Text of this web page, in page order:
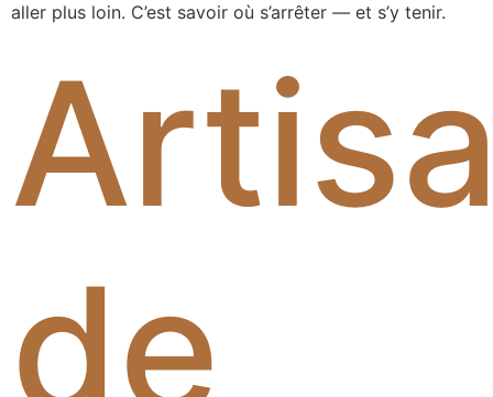
aller plus loin. C’est savoir où s’arrêter — et s’y tenir.
de